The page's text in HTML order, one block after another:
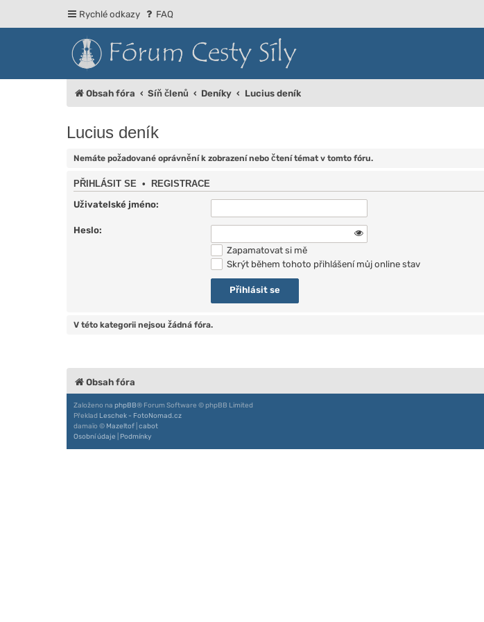
Rychlé odkazy FAQ
Obsah fóra Síň členů Deníky Lucius deník
Lucius deník
Nemáte požadované oprávnění k zobrazení nebo čtení témat v tomto fóru.
PŘIHLÁSIT SE • REGISTRACE
Uživatelské jméno:
Heslo:
Zapamatovat si mě
Skrýt během tohoto přihlášení můj online stav
V této kategorii nejsou žádná fóra.
Obsah fóra
Založeno na phpBB® Forum Software © phpBB Limited
Překlad Leschek - FotoNomad.cz
damaïo © Mazeltof cabot
Osobní údaje
Podmínky